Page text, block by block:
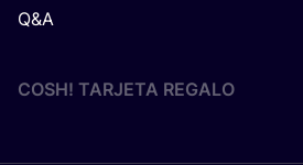
Q&A
COSH! TARJETA REGALO